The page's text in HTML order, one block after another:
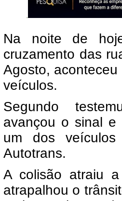
Na noite de
cruzamento das
Agosto,
veículos.
Segundo
avançou o sinal e
um dos
Autotrans.
A colisão atraiu
atrapalhou o